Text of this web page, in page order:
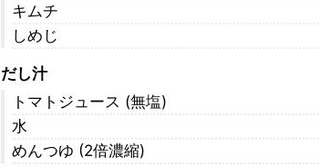
キムチ
しめじ
だし汁
トマトジュース (無塩)
水
めんつゆ (2倍濃縮)